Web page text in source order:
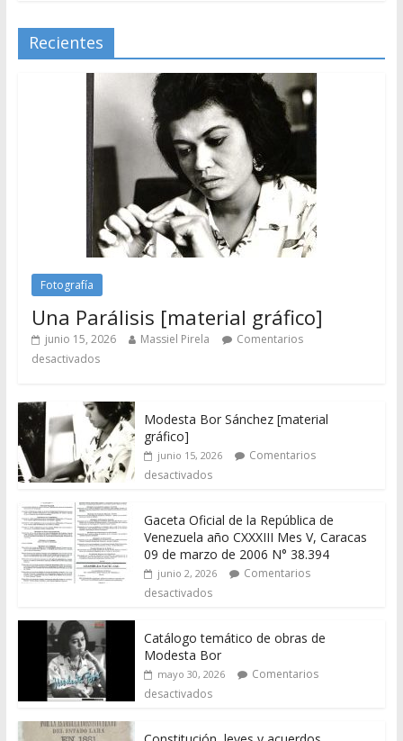
Recientes
Fotografía
Una Parálisis [material gráfico]
junio 15, 2026 Massiel Pirela
Comentarios
desactivados
Modesta Bor Sánchez [material
gráfico]
junio 15, 2026
Comentarios
desactivados
Gaceta Oficial de la República de
Venezuela año CXXXIII Mes V, Caracas
09 de marzo de 2006 N° 38.394
junio 2, 2026
Comentarios
desactivados
Catálogo temático de obras de
Modesta Bor
mayo 30, 2026
Comentarios
desactivados